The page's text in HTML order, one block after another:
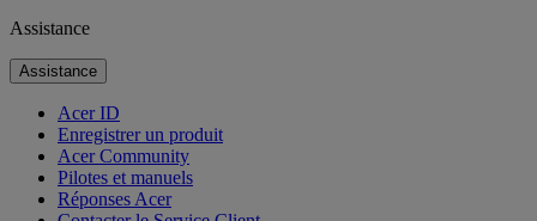
Assistance
Assistance
Acer ID
Enregistrer un produit
Acer Community
Pilotes et manuels
Réponses Acer